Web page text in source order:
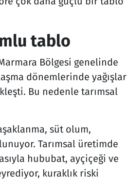
tablo
Bölgesi genelinde
dönemlerinde yağışlar
Bu nedenle tarımsal
süt olum,
Tarımsal üretimde
hububat, ayçiçeği ve
kuraklık riski